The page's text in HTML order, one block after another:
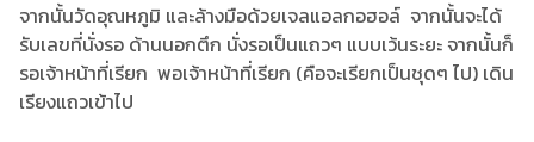
จากนั้นวัดอุณหภูมิ และล้างมือด้วยเจลแอลกอฮอล์ จากนั้นจะได้
รับเลขที่นั่งรอ ด้านนอกตึก นั่งรอเป็นแถวๆ แบบเว้นระยะ จากนั้นก็
รอเจ้าหน้าที่เรียก พอเจ้าหน้าที่เรียก (คือจะเรียกเป็นชุดๆ ไป) เดิน
เรียงแถวเข้าไป